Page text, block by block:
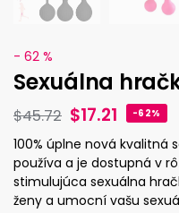
- 62 %
Sexuálna
$45.72 $17.21 -62%
100% úplne nová kvalitná
používa a je dostupná v
stimulujúca sexuálna
ženy a umocní vašu